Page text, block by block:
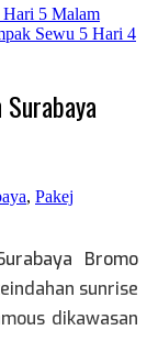
Hari 5 Malam
Sewu 5 Hari 4
, Pakej
Bromo
sunrise
dikawasan